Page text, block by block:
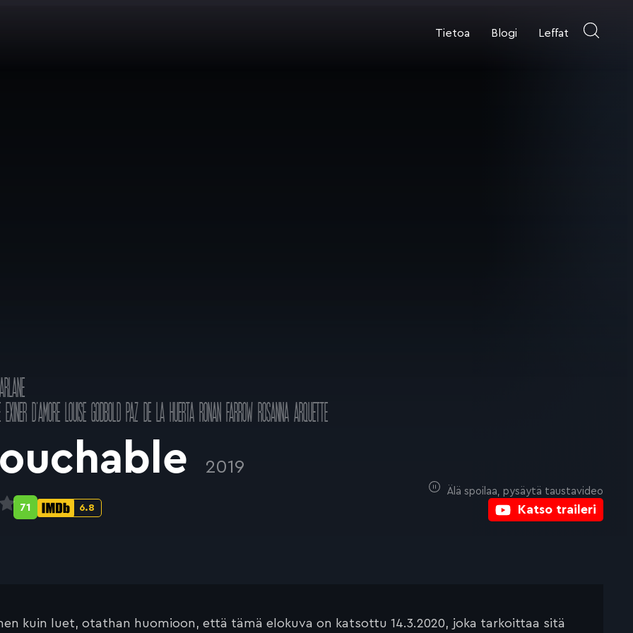
Tietoa Blogi Leffat
Katso traileri
Älä spoilaa, pysäytä taustavideo
D'AMORELOUISE GODBOLDPAZ DE LA HUERTARONAN FARROWROSANNA ARQUETTE
2019
IMDb-
6.8
Metascore-
71
kuin luet, otathan huomioon, että tämä elokuva on katsottu 14.3.2020, joka tarkoittaa sitä